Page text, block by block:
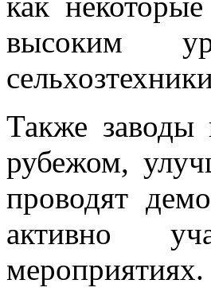
высоким
Также заводы
рубежом,
проводят
активно
мероприятиях.